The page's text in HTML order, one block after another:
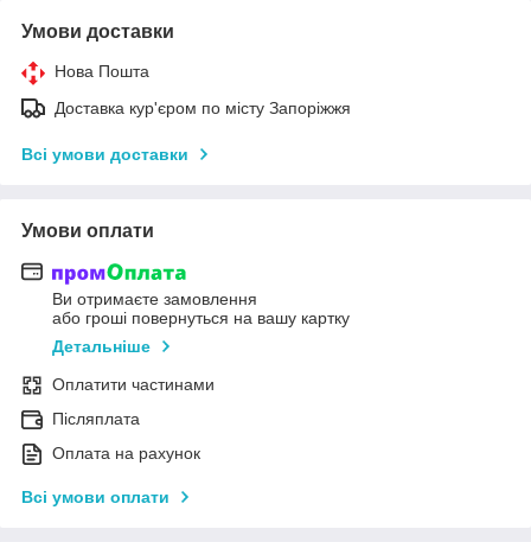
Умови доставки
Нова Пошта
Доставка кур'єром по місту Запоріжжя
Всі умови доставки
Умови оплати
Ви отримаєте замовлення
або гроші повернуться на вашу картку
Детальніше
Оплатити частинами
Післяплата
Оплата на рахунок
Всі умови оплати